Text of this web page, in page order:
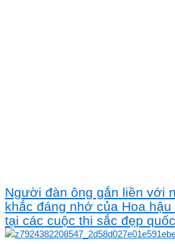
Người đàn ông gắn liền với
khắc đáng nhớ của Hoa
tại các cuộc thi sắc đẹp